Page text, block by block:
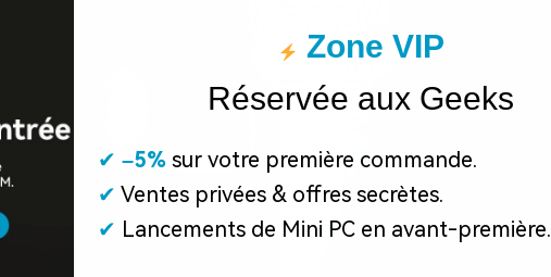
Zone VIP
Réservée aux Geeks
✔ –5% sur votre première commande.
✔ Ventes privées & offres secrètes.
✔ Lancements de Mini PC en avant-première.